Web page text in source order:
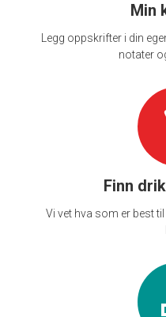
Min
Legg oppskrifter i din
notater
Finn
Vi vet hva som er best